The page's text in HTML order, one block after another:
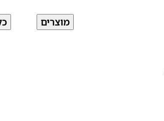
מוצרים